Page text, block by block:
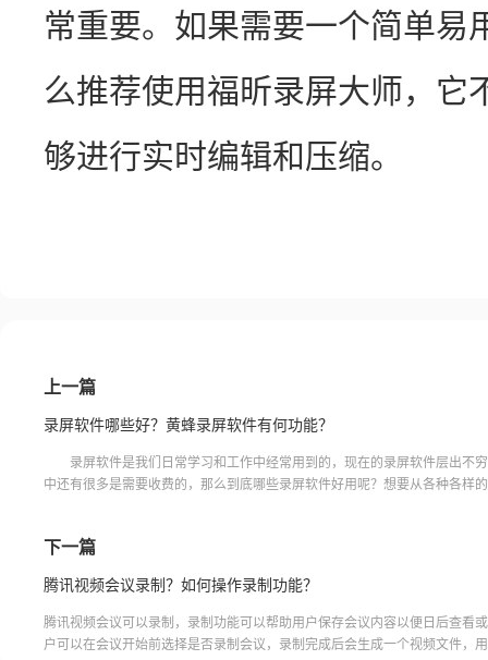
常重要。如果需要一个简单易
么推荐使用福昕录屏大师，它
够进行实时编辑和压缩。
上一篇
录屏软件哪些好？黄蜂录屏软件有何功能？
录屏软件是我们日常学习和工作中经常用到的，现在的录屏软件层出不
中还有很多是需要收费的，那么到底哪些录屏软件好用呢？想要从各种各样
下一篇
腾讯视频会议录制？如何操作录制功能？
腾讯视频会议可以录制，录制功能可以帮助用户保存会议内容以便日后查看
户可以在会议开始前选择是否录制会议，录制完成后会生成一个视频文件，